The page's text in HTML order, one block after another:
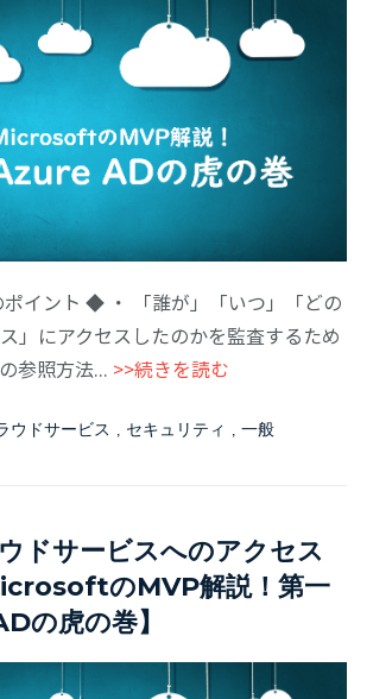
イント ◆ ・ 「誰が」「いつ」「どの
」にアクセスしたのかを監査するため
参照方法... >>続きを読む
ウドサービス , セキュリティ , 一般
ドサービスへのアクセス
のMVP解説！第一
の虎の巻】